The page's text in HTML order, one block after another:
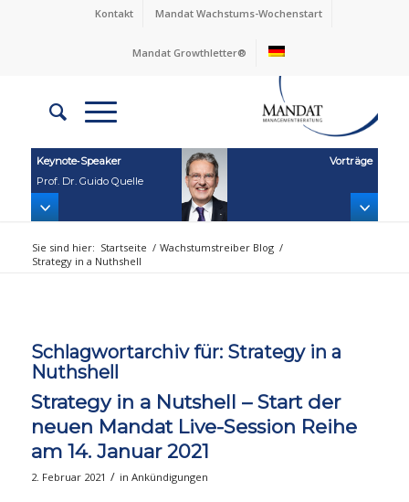
Kontakt Mandat Wachstums-Wochenstart
Mandat Growthletter®
Keynote‑Speaker
Prof. Dr. Guido Quelle
Vorträge
Sie sind hier: Startseite / Wachstumstreiber Blog /
Strategy in a Nuthshell
Schlagwortarchiv für: Strategy in a
Nuthshell
Strategy in a Nutshell – Start der
neuen Mandat Live-Session Reihe
am 14. Januar 2021
2. Februar 2021 / in Ankündigungen